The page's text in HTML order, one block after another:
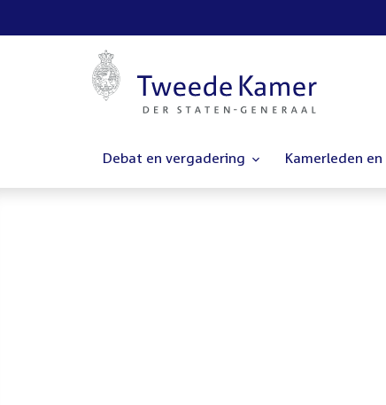
Debat en vergadering Kamerleden